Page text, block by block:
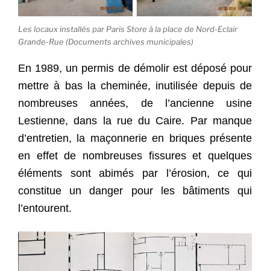
Les locaux installés par Paris Store à la place de Nord-Eclair
Grande-Rue (Documents archives municipales)
En 1989, un permis de démolir est déposé pour
mettre à bas la cheminée, inutilisée depuis de
nombreuses années, de l’ancienne usine
Lestienne, dans la rue du Caire. Par manque
d’entretien, la maçonnerie en briques présente
en effet de nombreuses fissures et quelques
éléments sont abimés par l’érosion, ce qui
constitue un danger pour les bâtiments qui
l’entourent.